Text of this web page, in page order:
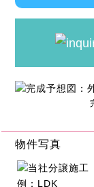
物件写真